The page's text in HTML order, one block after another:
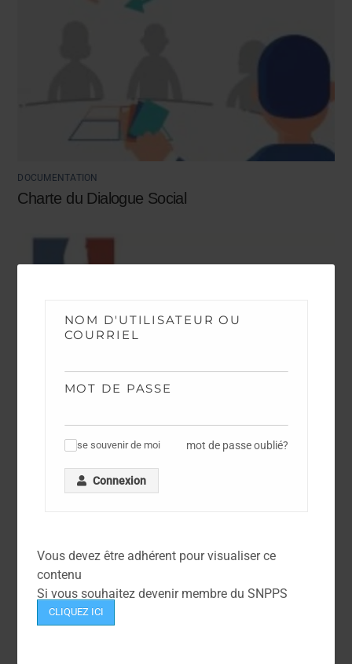
NOM D'UTILISATEUR OU
COURRIEL
MOT DE PASSE
se souvenir de moi mot de passe oublié?
Connexion
Vous devez être adhérent pour visualiser ce
contenu
Si vous souhaitez devenir membre du SNPPS
CLIQUEZ ICI
DOCUMENTATION
Charte du Dialogue Social
d’Emploi de la Police Nationale